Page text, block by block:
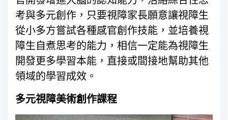
考與多元創作，只要視障家長願意讓視障生
從小多方嘗試各種感官創作技能，並培養視
障生自煮思考的能力，相信一定能為視障生
開發更多學習本能，直接或間接地幫助其他
領域的學習成效。
多元視障美術創作課程